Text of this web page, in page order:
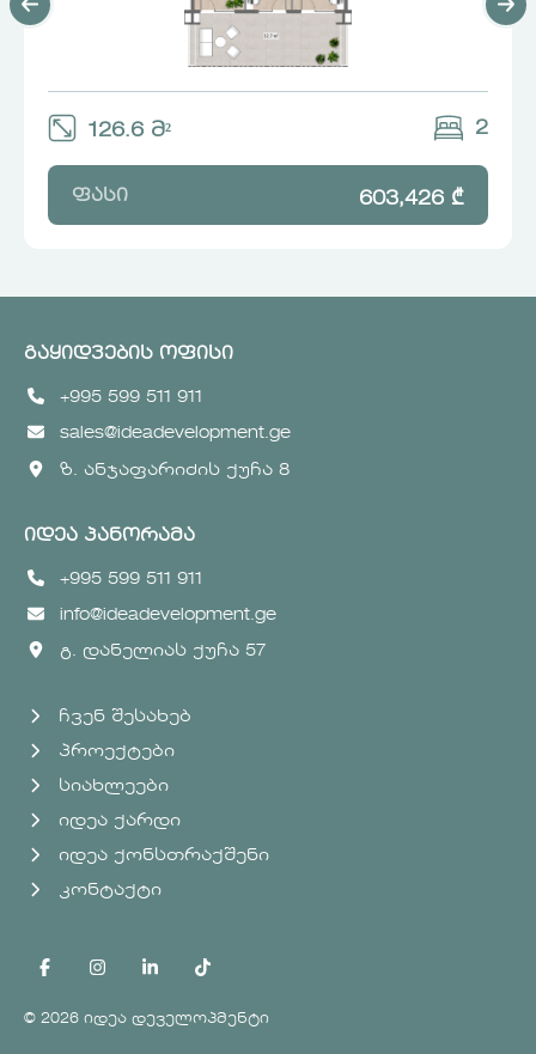
126.6 მ² 2
ფასი 603,426 ₾
გაყიდვების ოფისი
+995 599 511 911
sales@ideadevelopment.ge
ზ. ანჯაფარიძის ქუჩა 8
იდეა პანორამა
+995 599 511 911
info@ideadevelopment.ge
გ. დანელიას ქუჩა 57
ჩვენ შესახებ
პროექტები
სიახლეები
იდეა ქარდი
იდეა ქონსთრაქშენი
კონტაქტი
© 2026 იდეა დეველოპმენტი